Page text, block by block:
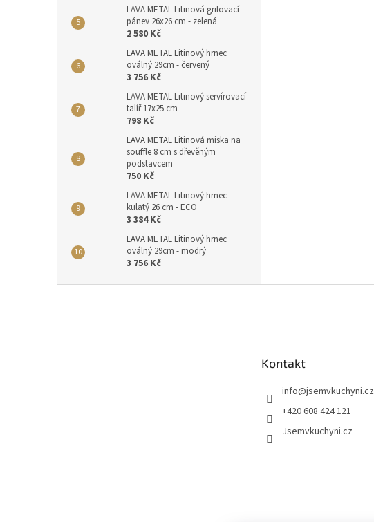
LAVA METAL Litinová grilovací
pánev 26x26 cm - zelená
2 580 Kč
LAVA METAL Litinový hrnec
oválný 29cm - červený
3 756 Kč
LAVA METAL Litinový servírovací
talíř 17x25 cm
798 Kč
LAVA METAL Litinová miska na
souffle 8 cm s dřevěným
podstavcem
750 Kč
LAVA METAL Litinový hrnec
kulatý 26 cm - ECO
3 384 Kč
LAVA METAL Litinový hrnec
oválný 29cm - modrý
3 756 Kč
Kontakt
info@jsemvkuchyni.cz
+420 608 424 121
Jsemvkuchyni.cz